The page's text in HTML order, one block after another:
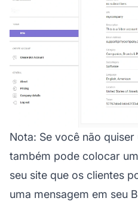
Nota: Se você não
também pode colocar
seu site que os clientes
uma mensagem em seu